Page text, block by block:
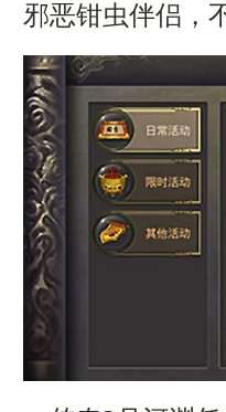
邪恶钳虫伴侣，